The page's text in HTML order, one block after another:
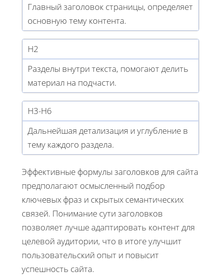
Главный заголовок страницы, определяет
основную тему контента.
H2
Разделы внутри текста, помогают делить
материал на подчасти.
H3-H6
Дальнейшая детализация и углубление в
тему каждого раздела.
Эффективные формулы заголовков для сайта
предполагают осмысленный подбор
ключевых фраз и скрытых семантических
связей. Понимание сути заголовков
позволяет лучше адаптировать контент для
целевой аудитории, что в итоге улучшит
пользовательский опыт и повысит
успешность сайта.